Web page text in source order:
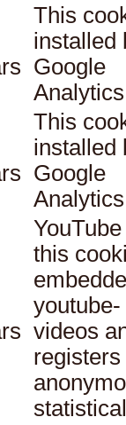
This
installed
Google
This
installed
Google
this
youtube-
videos
registers